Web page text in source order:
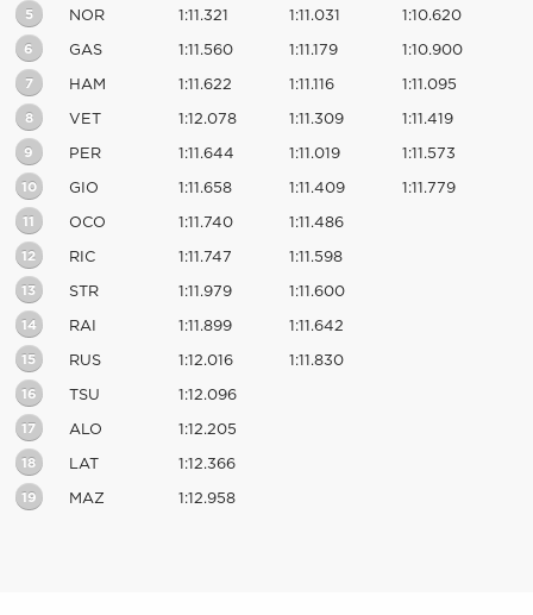
5 NOR 1:11.321 1:11.031 1:10.620
6 GAS 1:11.560 1:11.179 1:10.900
7 HAM 1:11.622 1:11.116 1:11.095
8 VET 1:12.078 1:11.309 1:11.419
9 PER 1:11.644 1:11.019 1:11.573
10 GIO 1:11.658 1:11.409 1:11.779
11 OCO 1:11.740 1:11.486
12 RIC 1:11.747 1:11.598
13 STR 1:11.979 1:11.600
14 RAI 1:11.899 1:11.642
15 RUS 1:12.016 1:11.830
16 TSU 1:12.096
17 ALO 1:12.205
18 LAT 1:12.366
19 MAZ 1:12.958